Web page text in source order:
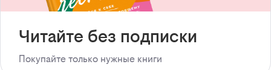
Читайте без подписки
Покупайте только нужные книги